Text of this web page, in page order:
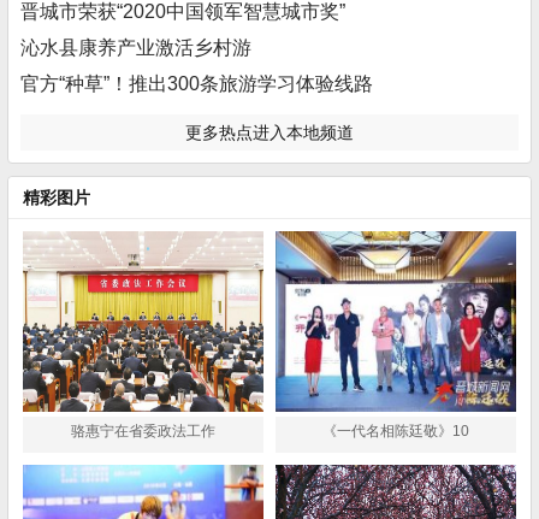
晋城市荣获“2020中国领军智慧城市奖”
沁水县康养产业激活乡村游
官方“种草”！推出300条旅游学习体验线路
更多热点进入本地频道
精彩图片
骆惠宁在省委政法工作 《一代名相陈廷敬》10